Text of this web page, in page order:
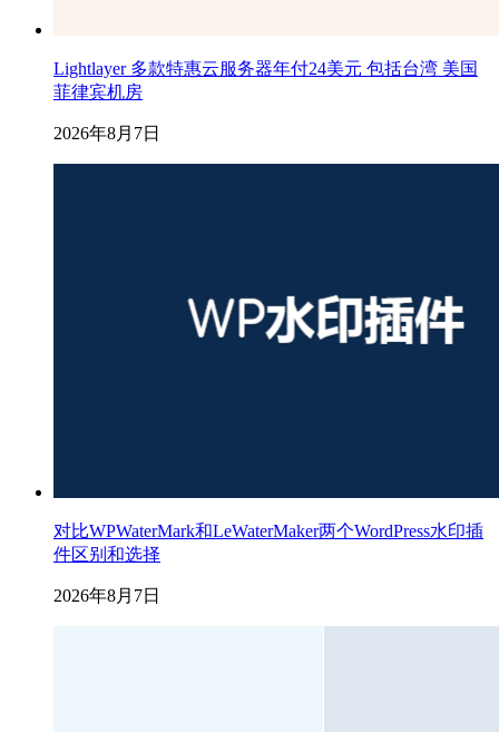
Lightlayer 多款特惠云服务器年付24美元 包括台湾 美国
菲律宾机房
2026年8月7日
对比WPWaterMark和LeWaterMaker两个WordPress水印插
件区别和选择
2026年8月7日